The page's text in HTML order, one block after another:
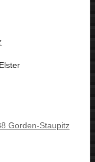
Gorden-Staupitz